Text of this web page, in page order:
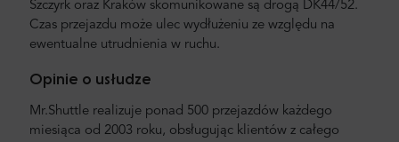
Szczyrk oraz Kraków skomunikowane są drogą DK44/52.
Czas przejazdu może ulec wydłużeniu ze względu na
ewentualne utrudnienia w ruchu.
Opinie o usłudze
Mr.Shuttle realizuje ponad 500 przejazdów każdego
miesiąca od 2003 roku, obsługując klientów z całego